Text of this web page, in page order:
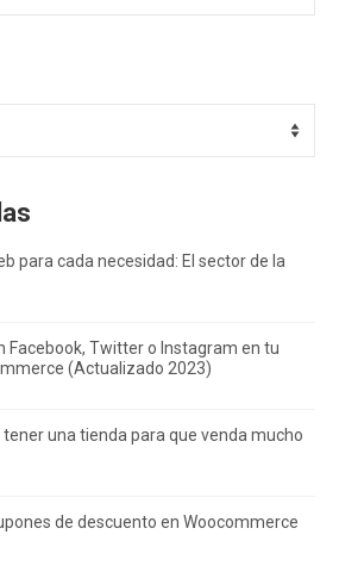
para cada necesidad: El sector de la
Facebook, Twitter o Instagram en tu
(Actualizado 2023)
una tienda para que venda mucho
de descuento en Woocommerce